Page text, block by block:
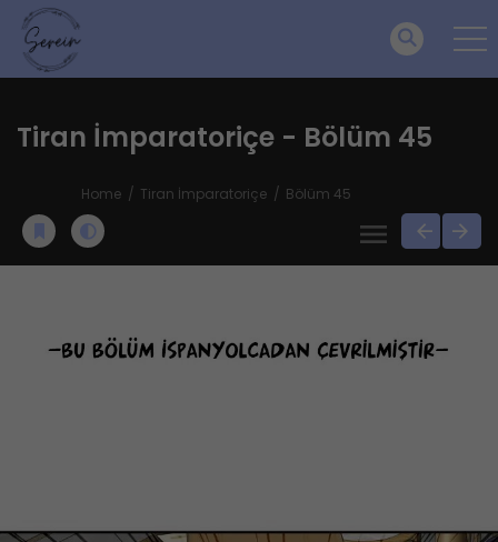
Tiran İmparatoriçe - Bölüm 45
Home Tiran İmparatoriçe Bölüm 45